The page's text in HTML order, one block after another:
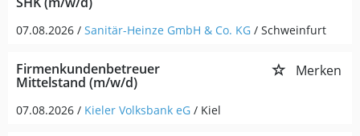
07.08.2026 / Sanitär-Heinze GmbH & Co. KG / Schweinfurt
Firmenkundenbetreuer
Mittelstand (m/w/d)
Merken
07.08.2026 / Kieler Volksbank eG / Kiel